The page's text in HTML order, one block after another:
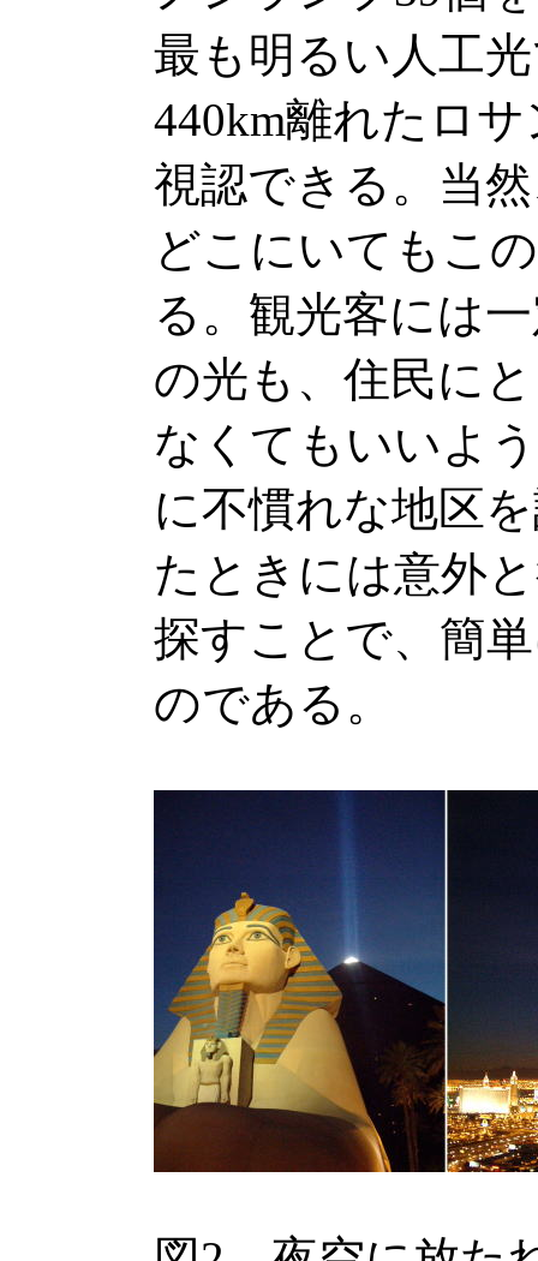
最も明るい人工
440km離れたロ
視認できる。当
どこにいてもこ
る。観光客には
の光も、住民に
なくてもいいよ
に不慣れな地区
たときには意外
探すことで、簡
のである。